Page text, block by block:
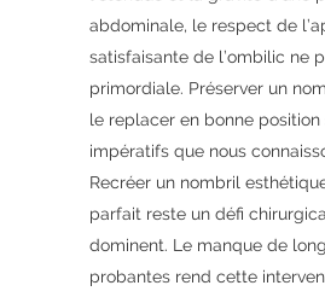
abdominale, le respect de
satisfaisante de l’ombilic ne
primordiale. Préserver un
le replacer en bonne position
impératifs que nous
Recréer un nombril
parfait reste un défi
dominent. Le manque de
probantes rend cette